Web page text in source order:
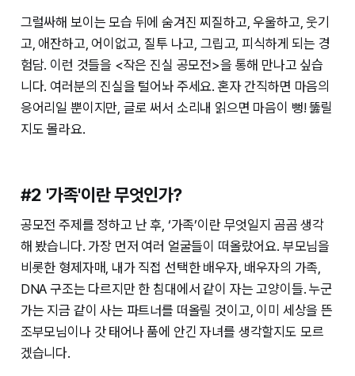
그럴싸해 보이는 모습 뒤에 숨겨진 찌질하고, 우울하고, 웃기
고, 애잔하고, 어이없고, 질투 나고, 그립고, 피식하게 되는 경
험담. 이런 것들을 <작은 진실 공모전>을 통해 만나고 싶습
니다. 여러분의 진실을 털어놔 주세요. 혼자 간직하면 마음의
응어리일 뿐이지만, 글로 써서 소리내 읽으면 마음이 뻥! 뚫릴
지도 몰라요.
#2 '가족'이란 무엇인가?
공모전 주제를 정하고 난 후, ‘가족’이란 무엇일지 곰곰 생각
해 봤습니다. 가장 먼저 여러 얼굴들이 떠올랐어요. 부모님을
비롯한 형제자매, 내가 직접 선택한 배우자, 배우자의 가족,
DNA 구조는 다르지만 한 침대에서 같이 자는 고양이들. 누군
가는 지금 같이 사는 파트너를 떠올릴 것이고, 이미 세상을 뜬
조부모님이나 갓 태어나 품에 안긴 자녀를 생각할지도 모르
겠습니다.